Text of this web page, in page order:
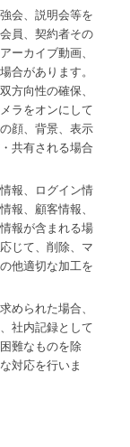
会、説明会等を
員、契約者その
ーカイブ動画、
合があります。
方向性の確保、
ラをオンにして
顔、背景、表示
共有される場合
報、ログイン情
報、顧客情報、
報が含まれる場
じて、削除、マ
他適切な加工を
められた場合、
社内記録として
難なものを除
対応を行いま